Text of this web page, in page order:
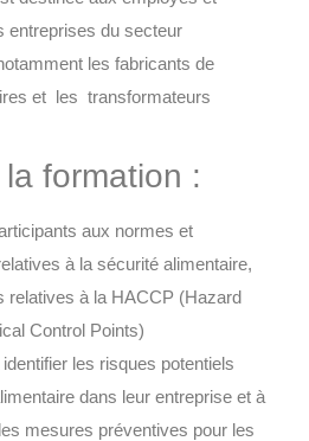
entreprises du secteur
les fabricants de
et les transformateurs
formation :
aux normes et
à la sécurité alimentaire,
relatives à la HACCP (Hazard
Control Points)
les risques potentiels
dans leur entreprise et à
mesures préventives pour les